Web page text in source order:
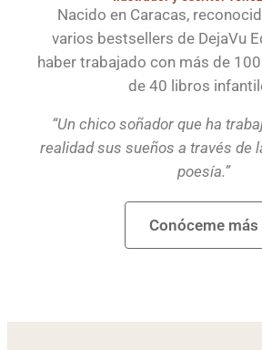
Nacido en Caracas,
varios bestsellers de DejaVu
haber trabajado con más de
de 40 libros
“Un chico soñador que ha
realidad sus sueños a través de
poesía.”
Conóceme más